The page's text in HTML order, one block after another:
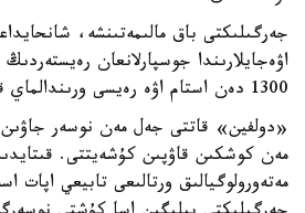
جەرگىلىكتى باق مالىمەتىنشە،
1300 دەن استام اۋە رەيسى ورىندالماي قالدى.
«دولفين» قاتتى جەل مەن نوسەر
مەن كوشكىن قاۋپىن كۇشەيتتى.
مەتەورولوگيالىق ورتالىعى تابيعي اپات